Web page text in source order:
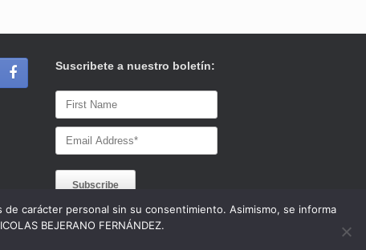
Suscribete a nuestro boletín:
carácter personal sin su consentimiento. Asimismo, se informa
BEJERANO FERNÁNDEZ.